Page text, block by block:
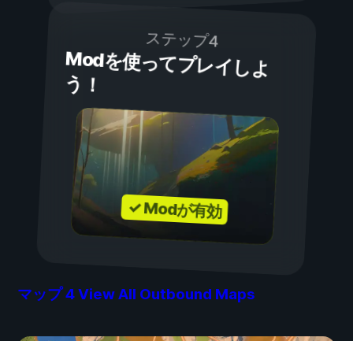
ステップ4
Modを使ってプレイしよ
う！
✓ Modが有効
マップ4View All Outbound Maps